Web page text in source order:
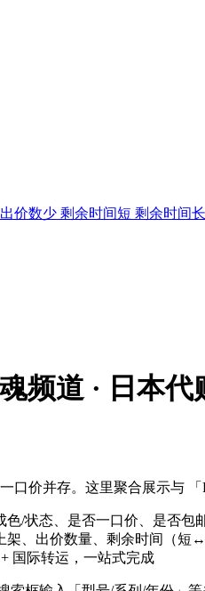
出价数少 剩余时间短 剩余时间长
频道 · 日本代
口价并存。这里聚合展示与
色/状态、是否一口价、是否包
架、出价数量、剩余时间（
国际转运，一站式完成